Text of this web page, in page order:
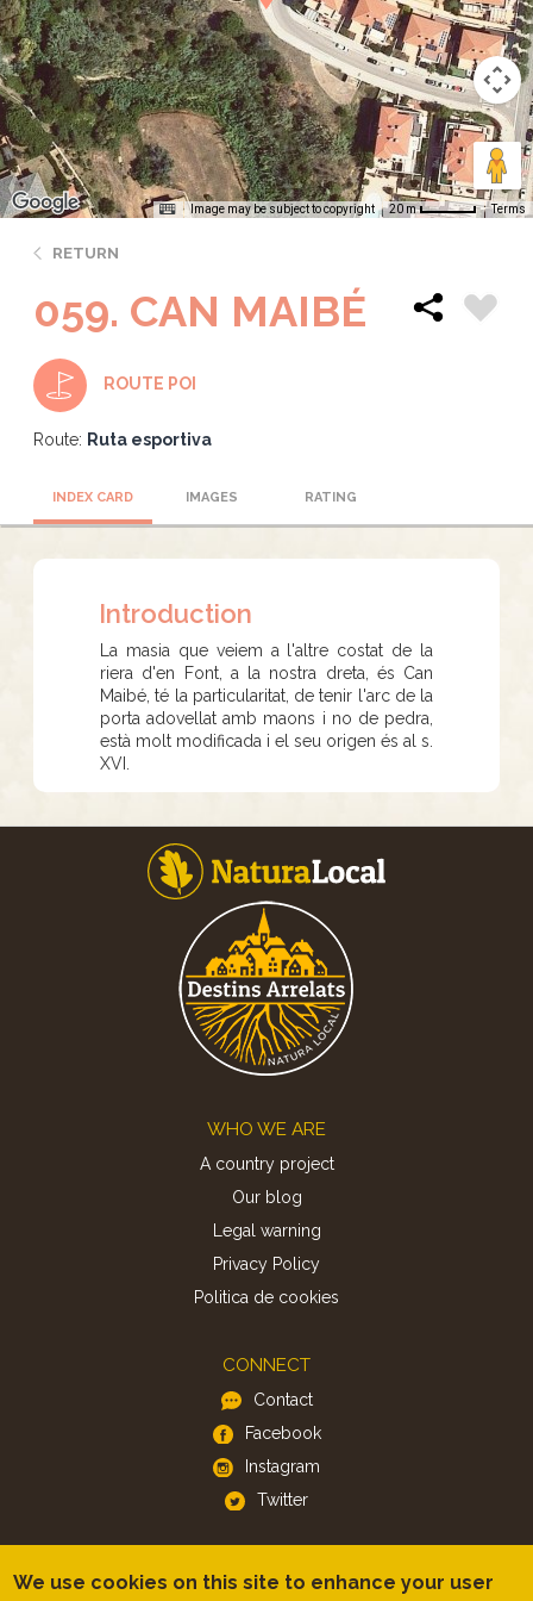
Image may be subject to copyright 20 m Terms
RETURN
059. CAN MAIBÉ
ROUTE POI
Route: Ruta esportiva
INDEX CARD IMAGES RATING
Introduction
La masia que veiem a l'altre costat de la
riera d'en Font, a la nostra dreta, és Can
Maibé, té la particularitat, de tenir l'arc de la
porta adovellat amb maons i no de pedra,
està molt modificada i el seu origen és al s.
XVI.
WHO WE ARE
A country project
Our blog
Legal warning
Privacy Policy
Politica de cookies
CONNECT
Contact
Facebook
Instagram
Twitter
We use cookies on this site to enhance your user